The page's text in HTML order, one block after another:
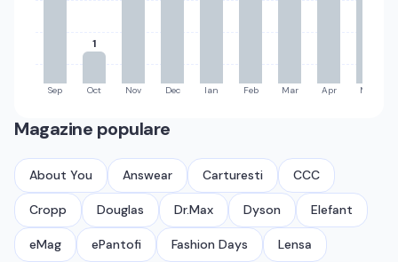
Sep
1
Oct Nov Dec Ian Feb Mar Apr Mai
Magazine populare
About You Answear Carturesti CCC
Cropp Douglas Dr.Max Dyson Elefant
eMag ePantofi Fashion Days Lensa